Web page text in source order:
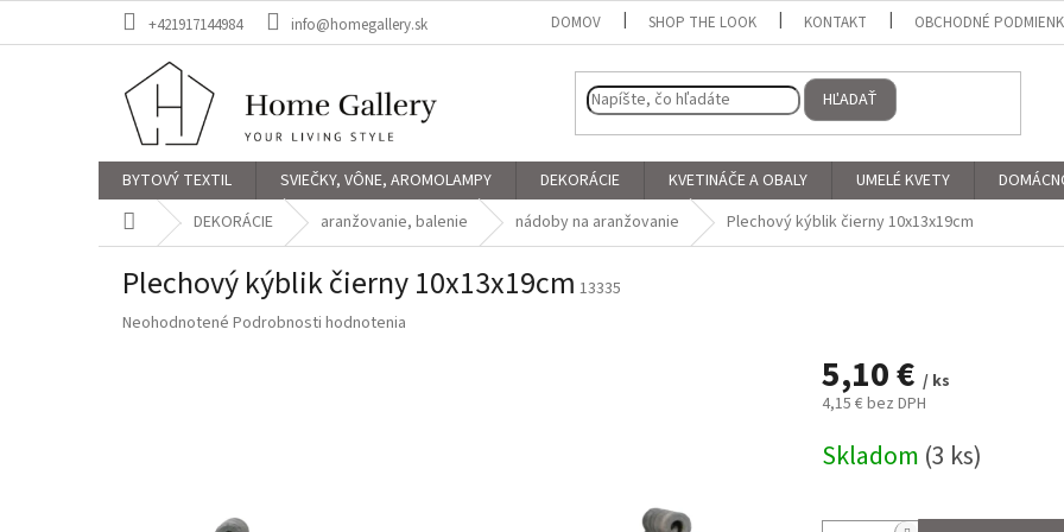
+421917144984 info@homegallery.sk DOMOV SHOP THE LOOK KONTAKT OBCHODNÉ
HĽADAŤ
BYTOVÝ TEXTIL SVIEČKY, VÔNE, AROMOLAMPY DEKORÁCIE KVETINÁČE A OBALY UMELÉ KVETY
DomovDEKORÁCIE aranžovanie, balenie nádoby na aranžovanie Plechový kýblik čierny 10x13x19cm
Plechový kýblik čierny 10x13x19cm 13335
Priemerné
Neohodnotené Podrobnosti hodnotenia
5,10 € / ks
4,15 € bez DPH
cena:
Skladom (3 ks)